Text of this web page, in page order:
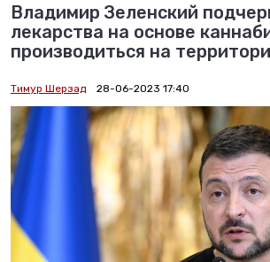
Владимир Зеленский
лекарства на основе
производиться на
Тимур Шерзад 28-06-2023 17:40